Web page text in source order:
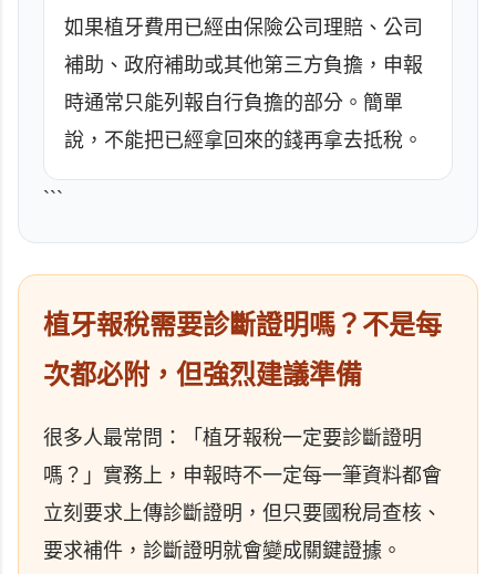
如果植牙費用已經由保險公司理賠、公司
補助、政府補助或其他第三方負擔，申報
時通常只能列報自行負擔的部分。簡單
說，不能把已經拿回來的錢再拿去抵稅。
```
植牙報稅需要診斷證明嗎？不是每
次都必附，但強烈建議準備
很多人最常問：「植牙報稅一定要診斷證明
嗎？」實務上，申報時不一定每一筆資料都會
立刻要求上傳診斷證明，但只要國稅局查核、
要求補件，診斷證明就會變成關鍵證據。